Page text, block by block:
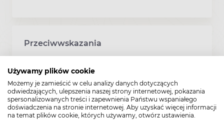
Używamy plików cookie
Możemy je zamieścić w celu analizy danych dotyczących
odwiedzających, ulepszenia naszej strony internetowej, pokazania
spersonalizowanych treści i zapewnienia Państwu wspaniałego
doświadczenia na stronie internetowej. Aby uzyskać więcej informacji
na temat plików cookie, których używamy, otwórz ustawienia.
Przeciwwskazania
Uczulenie na substancję czynną lub
którykolwiek z pozostałych składników tego
leku.